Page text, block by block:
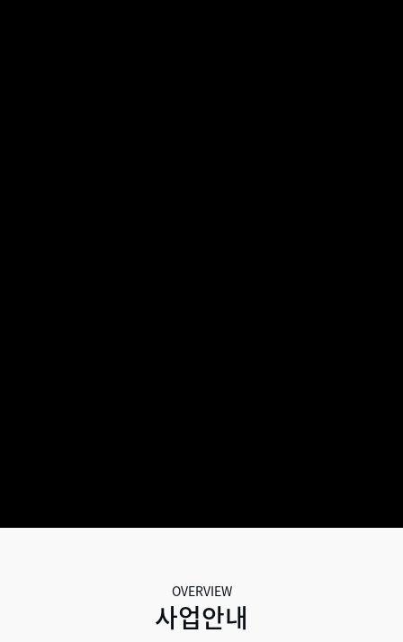
OVERVIEW
사업안내